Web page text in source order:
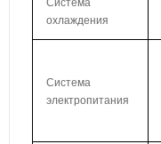
охлаждения
Система
электропитания